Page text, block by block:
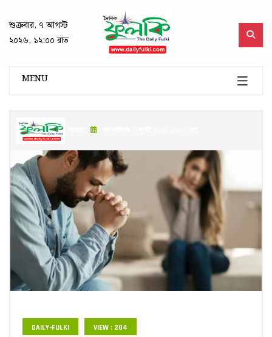
শুক্রবার, ৭ আগস্ট
২০২৬, ১২:০০ রাত
MENU
DAILY-FULKI VIEW : 204